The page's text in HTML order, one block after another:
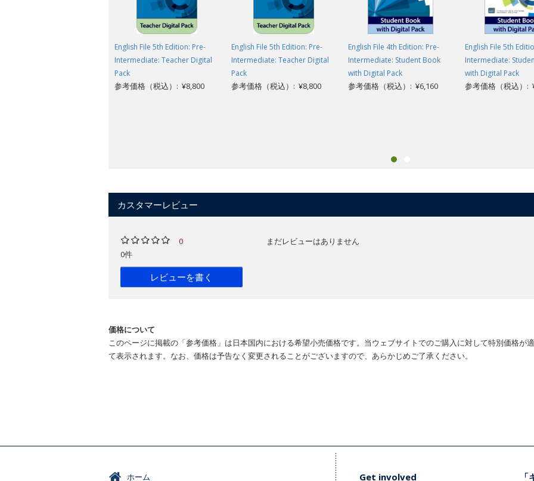
English File 5th Edition: Pre-
Intermediate: Teacher Digital
Pack
参考価格（税込）: ¥8,800
English File 5th Edition: Pre-
Intermediate: Teacher Digital
Pack
参考価格（税込）: ¥8,800
English File 4th Edition: Pre-
Intermediate: Student Book
with Digital Pack
参考価格（税込）: ¥6,160
English File 5th
Intermediate:
with Digital Pack
参考価格（税込）:
カスタマーレビュー
0
0件
レビューを書く
まだレビューはありません
価格について
このページに掲載の「参考価格」は日本国内における希望小売価格です。当ウェブサイトでのご購入に対して特別価格が
て表示されます。なお、価格は予告なく変更されることがございますので、あらかじめご了承ください。
ホーム Get involved